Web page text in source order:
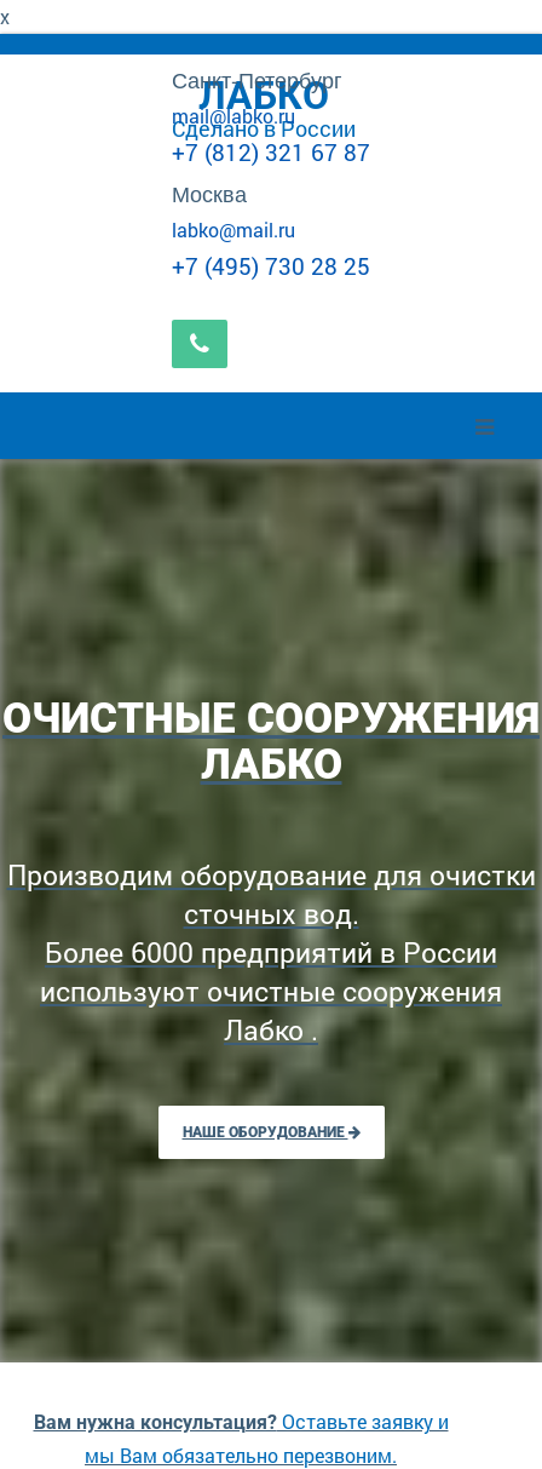
x
ЛАБКО
Сделано в России
Санкт-Петербург
mail@labko.ru
+7 (812) 321 67 87
Москва
labko@mail.ru
+7 (495) 730 28 25
ОЧИСТНЫЕ СООРУЖЕНИЯ
ЛАБКО
Производим оборудование для очистки
сточных вод.
Более 6000 предприятий в России
используют очистные сооружения
Лабко .
НАШЕ ОБОРУДОВАНИЕ
Вам нужна консультация?Оставьте заявку и
мы Вам обязательно перезвоним.